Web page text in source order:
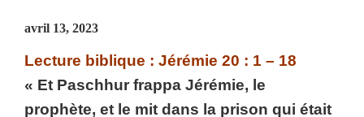
avril 13, 2023
Lecture biblique : Jérémie 20 : 1 – 18
« Et Paschhur frappa Jérémie, le
prophète, et le mit dans la prison qui était